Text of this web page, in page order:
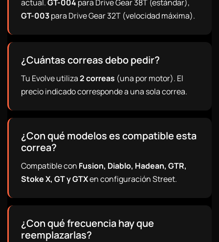
actual.GT-004 para Drive Gear 38T (estándar),
GT-003para Drive Gear 32T (velocidad máxima).
¿Cuántas correas debo pedir?
Tu Evolve utiliza2 correas (una por motor). El
precio indicado corresponde a una sola correa.
¿Con qué modelos es compatible esta
correa?
Compatible con Fusion, Diablo, Hadean, GTR,
Stoke X, GT y GTXen configuración Street.
¿Con qué frecuencia hay que
reemplazarlas?